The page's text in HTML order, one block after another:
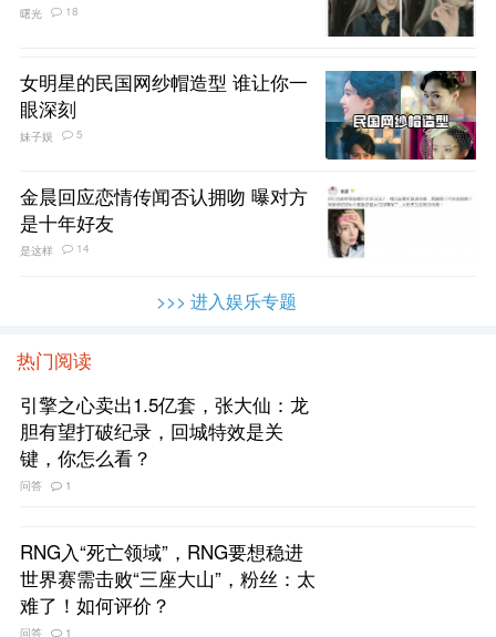
曙光 18
女明星的民国网纱帽造型 谁让你一
眼深刻
妹子娱 5
金晨回应恋情传闻否认拥吻 曝对方
是十年好友
是这样 14
>>> 进入娱乐专题
热门阅读
引擎之心卖出1.5亿套，张大仙：龙
胆有望打破纪录，回城特效是关
键，你怎么看？
问答 1
RNG入“死亡领域”，RNG要想稳进
世界赛需击败“三座大山”，粉丝：太
难了！如何评价？
问答 1